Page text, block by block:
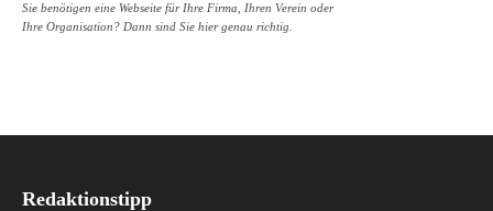
Sie benötigen eine Webseite für Ihre Firma, Ihren Verein oder
Ihre Organisation? Dann sind Sie hier genau richtig.
Redaktionstipp